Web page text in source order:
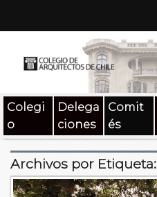
Documentos
SAT
Colegi
o
Delega
ciones
Comit
és
Archivos por Etiqueta: